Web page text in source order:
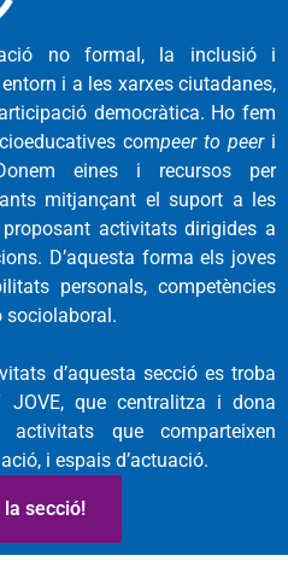
no formal, la inclusió i
i a les xarxes ciutadanes,
democràtica. Ho fem
compeer to peeri
eines i recursos per
mitjançant el suport a les
activitats dirigides a
D’aquesta forma els joves
personals, competències
sociolaboral.
d’aquesta secció es troba
que centralitza i dona
que comparteixen
i espais d’actuació.
secció!